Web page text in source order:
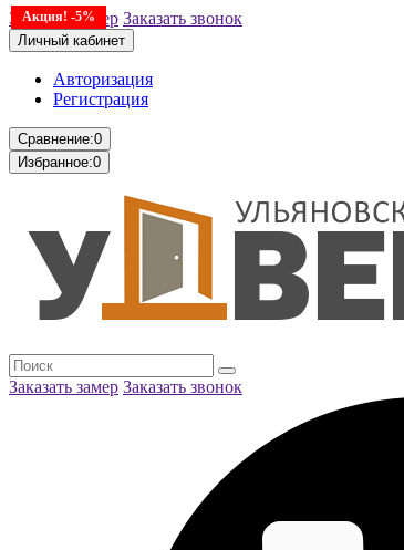
Заказать замер Заказать звонок
Личный кабинет
Авторизация
Регистрация
Сравнение:0
Избранное:0
Заказать замер Заказать звонок
Акция! -5%